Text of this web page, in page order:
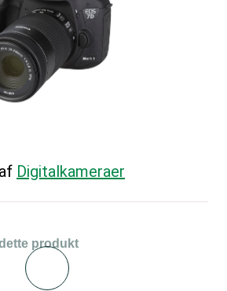
Digitalkameraer
produkt